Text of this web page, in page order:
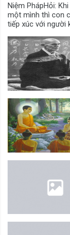
Niệm PhápHỏi:
một mình thì con
tiếp xúc với người